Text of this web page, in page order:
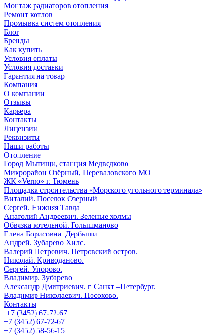
Монтаж радиаторов отопления
Ремонт котлов
Промывка систем отопления
Блог
Бренды
Как купить
Условия оплаты
Условия доставки
Гарантия на товар
Компания
О компании
Отзывы
Карьера
Контакты
Лицензии
Реквизиты
Наши работы
Отопление
Город Мытищи, станция Медведково
Микрорайон Озёрный, Переваловского МО
ЖК «Verno» г. Тюмень
Площадка строительства «Морского угольного терминала»
Виталий. Поселок Озерный
Сергей. Нижняя Тавда
Анатолий Андреевич. Зеленые холмы
Обвязка котельной. Голышманово
Елена Борисовна. Дербыши
Андрей. Зубарево Хилс.
Валерий Петрович. Петровский остров.
Николай. Криводаново.
Сергей. Упорово.
Владимир. Зубарево.
Александр Дмитриевич. г. Санкт –Петербург.
Владимир Николаевич. Посохово.
Контакты
+7 (3452) 67-72-67
+7 (3452) 67-72-67
+7 (3452) 58-56-15